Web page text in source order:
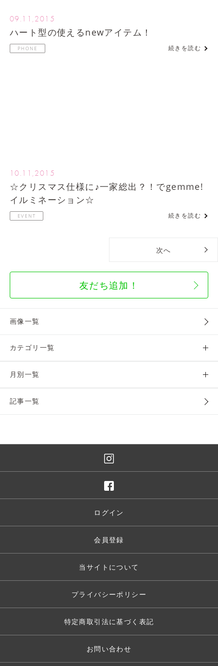
09.11,2015
ハート型の使えるnewアイテム！
PHONE 続きを読む
10.11,2015
☆クリスマス仕様に♪一家総出？！でgemme!
イルミネーション☆
EVENT 続きを読む
次へ
友だち追加！
画像一覧
カテゴリ一覧
月別一覧
記事一覧
ログイン
会員登録
当サイトについて
プライバシーポリシー
特定商取引法に基づく表記
お問い合わせ